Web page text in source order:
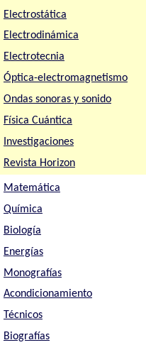
Electrostática
Electrodinámica
Electrotecnia
Óptica-electromagnetismo
Ondas sonoras y sonido
Física Cuántica
Investigaciones
Revista Horizon
Matemática
Química
Biología
Energías
Monografías
Acondicionamiento
Técnicos
Biografías